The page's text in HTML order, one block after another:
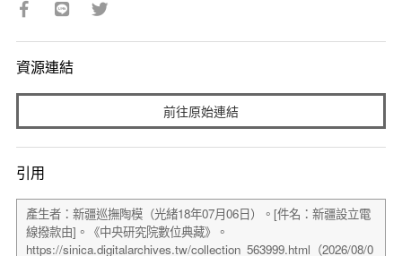
資源連結
前往原始連結
引用